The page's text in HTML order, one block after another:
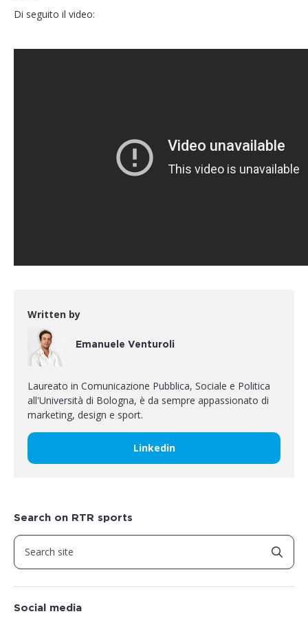
Di seguito il video:
Written by
Emanuele Venturoli
Laureato in Comunicazione Pubblica, Sociale e Politica
all'Università di Bologna, è da sempre appassionato di
marketing, design e sport.
Linkedin
Search on RTR sports
Social media